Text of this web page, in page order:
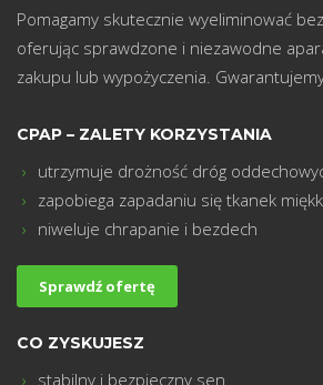
Pomagamy skutecznie wyeliminować
oferując sprawdzone i niezawodne
zakupu lub wypożyczenia.
CPAP – ZALETY KORZYSTANIA
utrzymuje drożność dróg
zapobiega zapadaniu się tkanek
niweluje chrapanie i bezdech
Sprawdź ofertę
CO ZYSKUJESZ
stabilny i bezpieczny sen